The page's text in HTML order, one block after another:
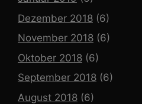
Dezember 2018 (6)
November 2018 (6)
Oktober 2018 (6)
September 2018 (6)
August 2018 (6)